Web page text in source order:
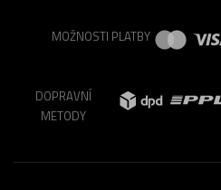
MOŽNOSTI PLATBY
DOPRAVNÍ
METODY